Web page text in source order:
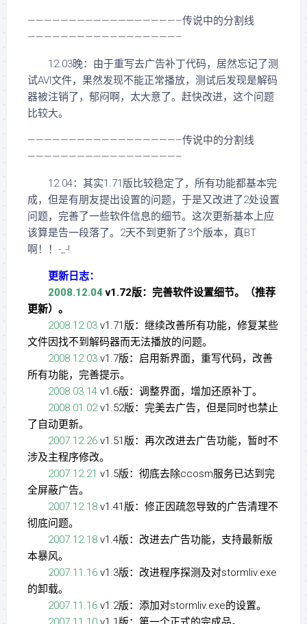
——————————————————–传说中的分割线
——————————————————–
12.03晚：由于重写去广告补丁代码，居然忘记了测
试AVI文件，果然发现不能正常播放，测试后发现是解码
器被注销了，郁闷啊，太大意了。赶快改进，这个问题
比较大。
——————————————————–传说中的分割线
——————————————————–
12.04：其实1.71版比较稳定了，所有功能都基本完
成，但是有朋友提出设置的问题，于是又改进了2处设置
问题，完善了一些软件信息的细节。这次更新基本上应
该算是告一段落了。2天不到更新了3个版本，真BT
啊！！-_-!
更新日志：
2008.12.04v1.72版：完善软件设置细节。（推荐
更新）。
2008.12.03 v1.71版：继续改善所有功能，修复某些
文件因找不到解码器而无法播放的问题。
2008.12.03 v1.7版：启用新界面，重写代码，改善
所有功能，完善提示。
2008.03.14 v1.6版：调整界面，增加还原补丁。
2008.01.02 v1.52版：完美去广告，但是同时也禁止
了自动更新。
2007.12.26 v1.51版：再次改进去广告功能，暂时不
涉及主程序修改。
2007.12.21 v1.5版：彻底去除ccosm服务已达到完
全屏蔽广告。
2007.12.18 v1.41版：修正因疏忽导致的广告清理不
彻底问题。
2007.12.18 v1.4版：改进去广告功能，支持最新版
本暴风。
2007.11.16 v1.3版：改进程序探测及对stormliv.exe
的卸载。
2007.11.16 v1.2版：添加对stormliv.exe的设置。